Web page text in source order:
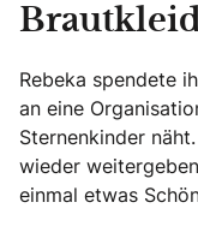
Rebeka spendete
an eine
Sternenkinder
wieder
einmal etwas